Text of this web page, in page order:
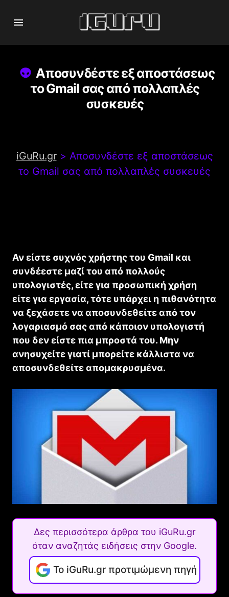
Αποσυνδέστε εξ αποστάσεως
το Gmail σας από πολλαπλές
συσκευές
iGuRu.gr> Αποσυνδέστε εξ αποστάσεως
το Gmail σας από πολλαπλές συσκευές
Αν είστε συχνός χρήστης του Gmail και
συνδέεστε μαζί του από πολλούς
υπολογιστές, είτε για προσωπική χρήση
είτε για εργασία, τότε υπάρχει η πιθανότητα
να ξεχάσετε να αποσυνδεθείτε από τον
λογαριασμό σας από κάποιον υπολογιστή
που δεν είστε πια μπροστά του. Μην
ανησυχείτε γιατί μπορείτε κάλλιστα να
αποσυνδεθείτε απομακρυσμένα.
Δες περισσότερα άρθρα του iGuRu.gr
όταν αναζητάς ειδήσεις στην Google.
Το iGuRu.gr προτιμώμενη πηγή